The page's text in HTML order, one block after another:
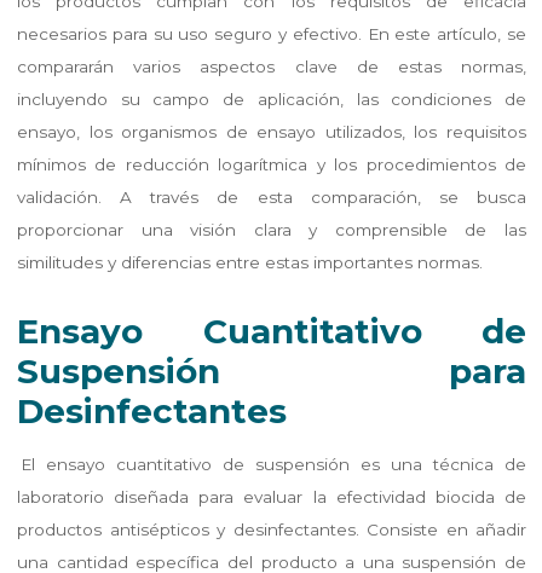
necesarios para su uso seguro y efectivo. En este artículo, se
compararán varios aspectos clave de estas normas,
incluyendo su campo de aplicación, las condiciones de
ensayo, los organismos de ensayo utilizados, los requisitos
mínimos de reducción logarítmica y los procedimientos de
validación. A través de esta comparación, se busca
proporcionar una visión clara y comprensible de las
similitudes y diferencias entre estas importantes normas.
Ensayo Cuantitativo de
Suspensión para
Desinfectantes
El ensayo cuantitativo de suspensión es una técnica de
laboratorio diseñada para evaluar la efectividad biocida de
productos antisépticos y desinfectantes. Consiste en añadir
una cantidad específica del producto a una suspensión de